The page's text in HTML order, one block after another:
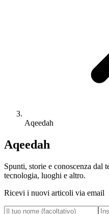
Aqeedah
Aqeedah
Spunti, storie e conoscenza
tecnologia, luoghi e altro.
Ricevi i nuovi articoli via email